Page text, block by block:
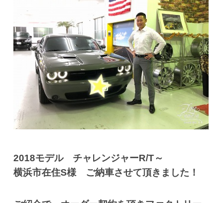
2018モデル チャレンジャーR/T～
横浜市在住S様 ご納車させて頂きました！